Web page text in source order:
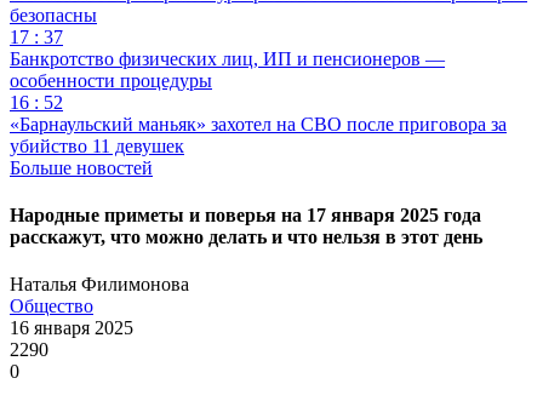
безопасны
17 : 37
Банкротство физических лиц, ИП и пенсионеров —
особенности процедуры
16 : 52
«Барнаульский маньяк» захотел на СВО после приговора за
убийство 11 девушек
Больше новостей
Народные приметы и поверья на 17 января 2025 года
расскажут, что можно делать и что нельзя в этот день
Наталья Филимонова
Общество
16 января 2025
2290
0